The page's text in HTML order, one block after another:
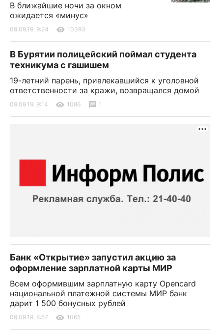
В ближайшие ночи за окном
ожидается «минус»
09.09.19, 9:24 10393
В Бурятии полицейский поймал студента
техникума с гашишем
19-летний парень, привлекавшийся к уголовной
ответственности за кражи, возвращался домой
09.09.19, 9:14 1086 1
Банк «Открытие» запустил акцию за
оформление зарплатной карты МИР
Всем оформившим зарплатную карту Opencard
национальной платежной системы МИР банк
дарит 1 500 бонусных рублей
09.09.19, 8:57 1065